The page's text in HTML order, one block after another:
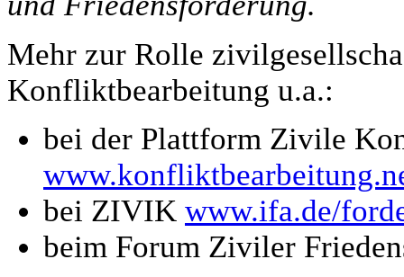
Mehr zur Rolle
Konfliktbearbeitung u.a.:
bei der Plattform Zivile
bei ZIVIK www.ifa.de/
beim Forum Ziviler